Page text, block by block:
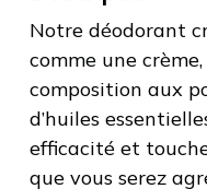
Notre déodorant
comme une
composition aux
d’huiles
efficacité et
que vous serez